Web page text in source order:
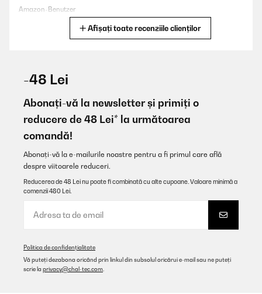
Amazon-Benutzer
ab. Habe schon mehrere Artikel von Klarstein. Kann ich nur
empfehlen.
der überdachten Terrasse..
Afișați toate recenziile clienților
-48 Lei
Abonați-vă la newsletter și primiți o
reducere de 48 Lei* la următoarea
comandă!
Abonați-vă la e-mailurile noastre pentru a fi primul care află
despre viitoarele reduceri.
Reducerea de 48 Lei nu poate fi combinată cu alte cupoane. Valoare minimă a
comenzii 480 Lei.
Politica de confidențialitate
Vă puteți dezabona oricând prin linkul din subsolul oricărui e-mail sau ne puteți
scrie la privacy@chal-tec.com